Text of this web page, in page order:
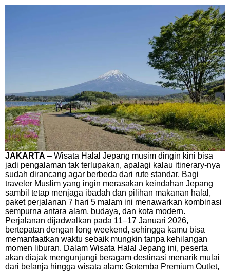
JAKARTA – Wisata Halal Jepang musim dingin kini bisa
jadi pengalaman tak terlupakan, apalagi kalau itinerary-nya
sudah dirancang agar berbeda dari rute standar. Bagi
traveler Muslim yang ingin merasakan keindahan Jepang
sambil tetap menjaga ibadah dan pilihan makanan halal,
paket perjalanan 7 hari 5 malam ini menawarkan kombinasi
sempurna antara alam, budaya, dan kota modern.
Perjalanan dijadwalkan pada 11–17 Januari 2026,
bertepatan dengan long weekend, sehingga kamu bisa
memanfaatkan waktu sebaik mungkin tanpa kehilangan
momen liburan. Dalam Wisata Halal Jepang ini, peserta
akan diajak mengunjungi beragam destinasi menarik mulai
dari belanja hingga wisata alam: Gotemba Premium Outlet,